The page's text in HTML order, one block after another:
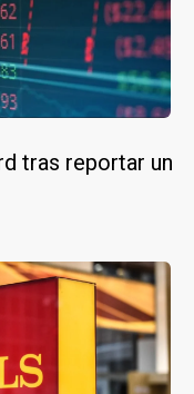
tras reportar un